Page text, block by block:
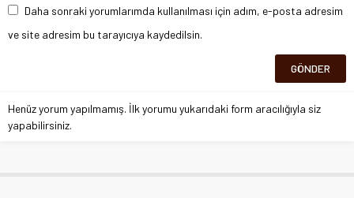
Daha sonraki yorumlarımda kullanılması için adım, e-posta adresim
ve site adresim bu tarayıcıya kaydedilsin.
Henüz yorum yapılmamış. İlk yorumu yukarıdaki form aracılığıyla siz
yapabilirsiniz.